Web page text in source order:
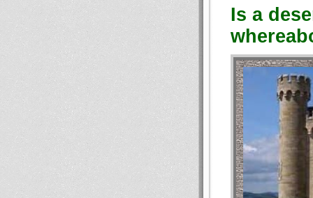
Is a